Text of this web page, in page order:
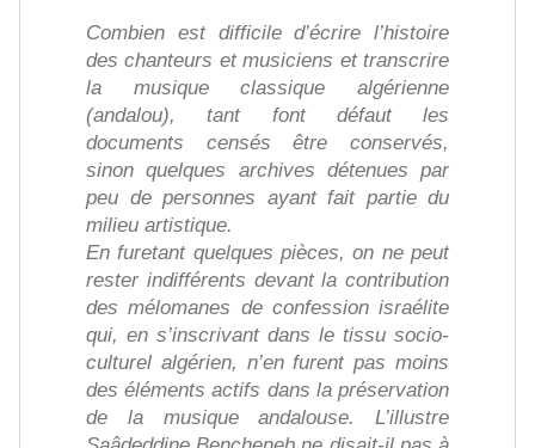
Combien est difficile d’écrire l’histoire
des chanteurs et musiciens et transcrire
la musique classique algérienne
(andalou), tant font défaut les
documents censés être conservés,
sinon quelques archives détenues par
peu de personnes ayant fait partie du
milieu artistique.
En furetant quelques pièces, on ne peut
rester indifférents devant la contribution
des mélomanes de confession israélite
qui, en s’inscrivant dans le tissu socio-
culturel algérien, n’en furent pas moins
des éléments actifs dans la préservation
de la musique andalouse. L’illustre